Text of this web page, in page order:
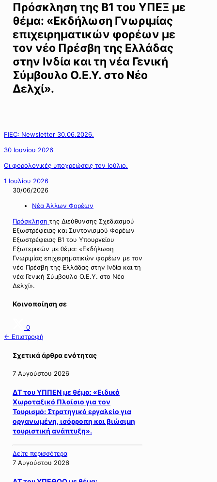
Πρόσκληση της Β1 του ΥΠΕΞ με
θέμα: «Εκδήλωση Γνωριμίας
επιχειρηματικών φορέων με
τον νέο Πρέσβη της Ελλάδας
στην Ινδία και τη νέα Γενική
Σύμβουλο Ο.Ε.Υ. στο Νέο
Δελχί».
FIEC: Newsletter 30.06.2026.
30 Ιουνίου 2026
Οι φορολογικές υποχρεώσεις τον Ιούλιο.
1 Ιουλίου 2026
30/06/2026
Νέα Άλλων Φορέων
Πρόσκληση της Διεύθυνσης Σχεδιασμού
Εξωστρέφειας και Συντονισμού Φορέων
Εξωστρέφειας Β1 του Υπουργείου
Εξωτερικών με θέμα: «Εκδήλωση
Γνωριμίας επιχειρηματικών φορέων με τον
νέο Πρέσβη της Ελλάδας στην Ινδία και τη
νέα Γενική Σύμβουλο Ο.Ε.Υ. στο Νέο
Δελχί».
Κοινοποίηση σε
0
← Επιστροφή
Σχετικά άρθρα ενότητας
7 Αυγούστου 2026
ΔΤ του ΥΠΠΕΝ με θέμα: «Ειδικό
Χωροταξικό Πλαίσιο για τον
Τουρισμό: Στρατηγικό εργαλείο για
οργανωμένη, ισόρροπη και βιώσιμη
τουριστική ανάπτυξη».
Δείτε περισσότερα
7 Αυγούστου 2026